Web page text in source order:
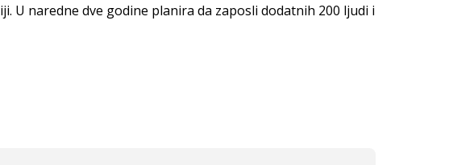
U naredne dve godine planira da zaposli dodatnih 200 ljudi i